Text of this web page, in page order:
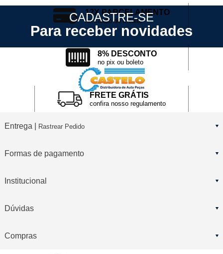
12X PARCELAMENTO
no cartão de crédito
8% DESCONTO
no pix ou boleto
FRETE GRÁTIS
confira nosso regulamento
CADASTRE-SE
Para receber novidades
Entrega | Rastrear Pedido
Formas de pagamento
Institucional
Dúvidas
Compras